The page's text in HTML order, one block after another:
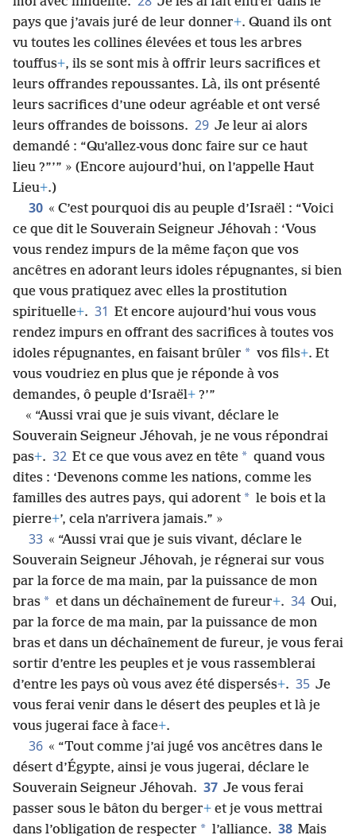
pays que j’avais juré de leur donner+. Quand ils ont
vu toutes les collines élevées et tous les arbres
touffus+, ils se sont mis à offrir leurs sacrifices et
leurs offrandes repoussantes. Là, ils ont présenté
leurs sacrifices d’une odeur agréable et ont versé
leurs offrandes de boissons. 29 Je leur ai alors
demandé : “Qu’allez-vous donc faire sur ce haut
lieu ?”’” » (Encore aujourd’hui, on l’appelle Haut
Lieu+.)
30 « C’est pourquoi dis au peuple d’Israël : “Voici
ce que dit le Souverain Seigneur Jéhovah : ‘Vous
vous rendez impurs de la même façon que vos
ancêtres en adorant leurs idoles répugnantes, si bien
que vous pratiquez avec elles la prostitution
spirituelle+. 31 Et encore aujourd’hui vous vous
rendez impurs en offrant des sacrifices à toutes vos
idoles répugnantes, en faisant brûler * vos fils+. Et
vous voudriez en plus que je réponde à vos
demandes, ô peuple d’Israël+ ?’”
« “Aussi vrai que je suis vivant, déclare le
Souverain Seigneur Jéhovah, je ne vous répondrai
pas+. 32 Et ce que vous avez en tête * quand vous
dites : ‘Devenons comme les nations, comme les
familles des autres pays, qui adorent * le bois et la
pierre+’, cela n’arrivera jamais.” »
33 « “Aussi vrai que je suis vivant, déclare le
Souverain Seigneur Jéhovah, je régnerai sur vous
par la force de ma main, par la puissance de mon
bras * et dans un déchaînement de fureur+. 34 Oui,
par la force de ma main, par la puissance de mon
bras et dans un déchaînement de fureur, je vous ferai
sortir d’entre les peuples et je vous rassemblerai
d’entre les pays où vous avez été dispersés+. 35 Je
vous ferai venir dans le désert des peuples et là je
vous jugerai face à face+.
36 « “Tout comme j’ai jugé vos ancêtres dans le
désert d’Égypte, ainsi je vous jugerai, déclare le
Souverain Seigneur Jéhovah. 37 Je vous ferai
passer sous le bâton du berger+ et je vous mettrai
dans l’obligation de respecter * l’alliance. 38 Mais